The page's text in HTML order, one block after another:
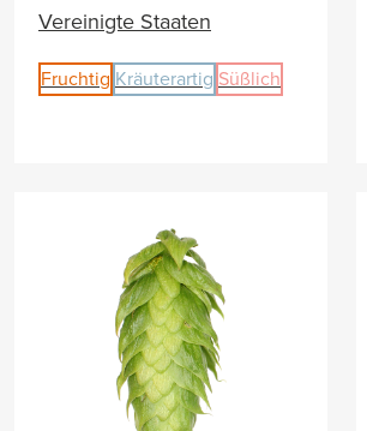
Vereinigte Staaten
Fruchtig Kräuterartig Süßlich